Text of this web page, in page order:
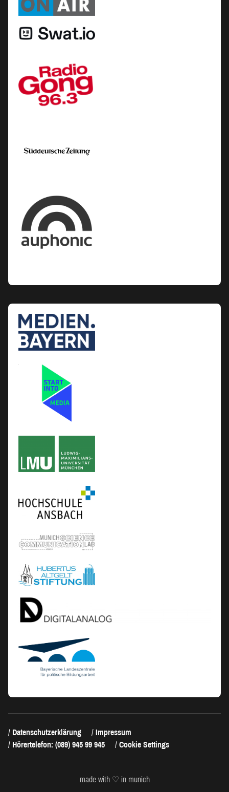
Datenschutzerklärung
Impressum
Hörertelefon: (089) 945 99 945
Cookie Settings
made with ♡ in munich